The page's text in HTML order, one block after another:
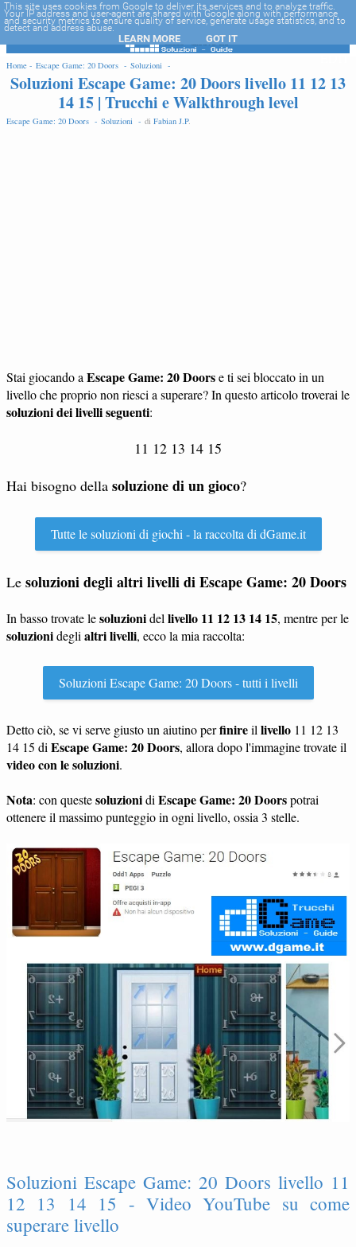
-->
Home - Escape Game: 20 Doors - Soluzioni -
Soluzioni Escape Game: 20 Doors livello 11 12 13
14 15 | Trucchi e Walkthrough level
Escape Game: 20 Doors - Soluzioni - di Fabian J.P.
Stai giocando a Escape Game: 20 Doorse ti sei bloccato in un
livello che proprio non riesci a superare? In questo articolo troverai le
soluzioni dei livelli seguenti:
11 12 13 14 15
Hai bisogno della soluzione di un gioco?
Tutte le soluzioni di giochi - la raccolta di dGame.it
Le soluzioni degli altri livelli diEscape Game: 20 Doors
In basso trovate lesoluzionidel livello 11 12 13 14 15, mentre per le
soluzionidegli altri livelli, ecco la mia raccolta:
Soluzioni Escape Game: 20 Doors - tutti i livelli
Detto ciò, se vi serve giusto un aiutino perfinireil livello 11 12 13
14 15 di Escape Game: 20 Doors, allora dopo l'immagine trovate il
video con le soluzioni.
Nota: con questesoluzionidi Escape Game: 20 Doorspotrai
ottenere il massimo punteggio in ogni livello, ossia 3 stelle.
Soluzioni Escape Game: 20 Doors livello 11
12 13 14 15 - Video YouTube su come
superare livello
EDIT
This site uses cookies from Google to deliver its services and to analyze traffic.
Your IP address and user-agent are shared with Google along with performance
and security metrics to ensure quality of service, generate usage statistics, and to
detect and address abuse.
LEARN MORE GOT IT